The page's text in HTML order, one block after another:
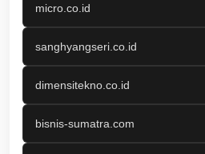
micro.co.id
sanghyangseri.co.id
dimensitekno.co.id
bisnis-sumatra.com